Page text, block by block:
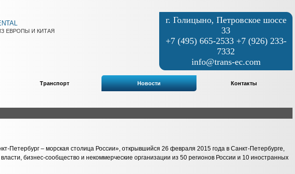
ЕВРОПЫ И КИТАЯ
г. Голицыно, Петровское шоссе
33
+7 (495) 665-2533 +7 (926) 233-
7332
info@trans-ec.com
Транспорт Новости Контакты
– морская столица России», открывшийся 26 февраля 2015 года в Санкт-Петербурге,
бизнес-сообщество и некоммерческие организации из 50 регионов России и 10 иностранных